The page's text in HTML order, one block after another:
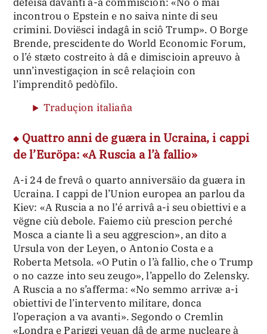
incontrou o Epstein e no saiva ninte di seu
crimini. Doviësci indagâ in sciô Trump». O Borge
Brende, prescidente do World Economic Forum,
o l’é stæto costreito à dâ e dimiscioin apreuvo à
unn’investigaçion in scê relaçioin con
l’imprenditô pedòfilo.
Traduçion italiaña
Quattro anni de guæra in Ucraina, i cappi
de l’Euröpa: «A Ruscia a l’à fallio»
A-i 24 de frevâ o quarto anniversäio da guæra in
Ucraina. I cappi de l’Union europea an parlou da
Kiev: «A Ruscia a no l’é arrivâ a-i seu obiettivi e a
vëgne ciù debole. Faiemo ciù prescion perché
Mosca a ciante lì a seu aggrescion», an dito a
Ursula von der Leyen, o Antonio Costa e a
Roberta Metsola. «O Putin o l’à fallio, che o Trump
o no cazze into seu zeugo», l’appello do Zelensky.
A Ruscia a no s’afferma: «No semmo arrivæ a-i
obiettivi de l’intervento militare, donca
l’operaçion a va avanti». Segondo o Cremlin
«Londra e Pariggi veuan dâ de arme nucleare à